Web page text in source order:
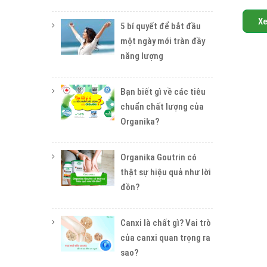
5 bí quyết để bắt đầu
một ngày mới tràn đầy
năng lượng
Bạn biết gì về các tiêu
chuẩn chất lượng của
Organika?
Organika Goutrin có
thật sự hiệu quả như lời
đồn?
Canxi là chất gì? Vai trò
của canxi quan trọng ra
sao?